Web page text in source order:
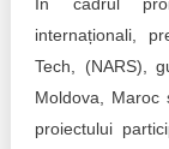
internaționali,
Tech, (NARS),
Moldova, Maroc
proiectului